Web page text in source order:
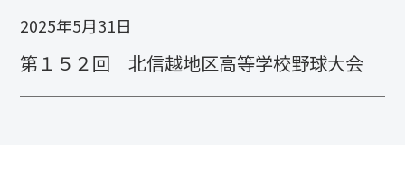
2025年5月31日
第１５２回 北信越地区高等学校野球大会